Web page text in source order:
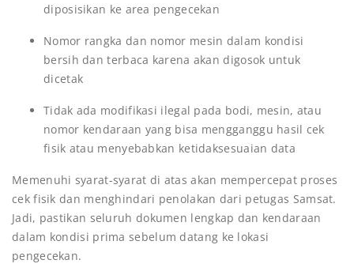
diposisikan ke area pengecekan
Nomor rangka dan nomor mesin dalam kondisi
bersih dan terbaca karena akan digosok untuk
dicetak
Tidak ada modifikasi ilegal pada bodi, mesin, atau
nomor kendaraan yang bisa mengganggu hasil cek
fisik atau menyebabkan ketidaksesuaian data
Memenuhi syarat-syarat di atas akan mempercepat proses
cek fisik dan menghindari penolakan dari petugas Samsat.
Jadi, pastikan seluruh dokumen lengkap dan kendaraan
dalam kondisi prima sebelum datang ke lokasi
pengecekan.